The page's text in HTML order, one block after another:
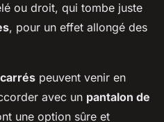
ou droit, qui tombe juste
, pour un effet allongé des
peuvent venir en
avec un pantalon de
une option sûre et